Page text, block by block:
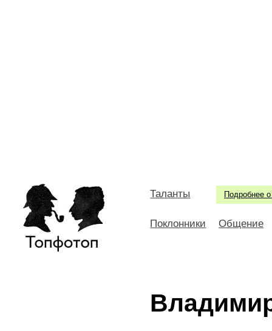
Подробнее о
Таланты
Поклонники Общение